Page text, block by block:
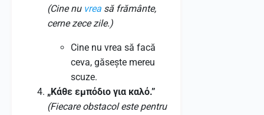
(Cine nu vrea să frământe,
cerne zece zile.)
Cine nu vrea să facă
ceva, găsește mereu
scuze.
„Κάθε εμπόδιο για καλό.”
(Fiecare obstacol este pentru